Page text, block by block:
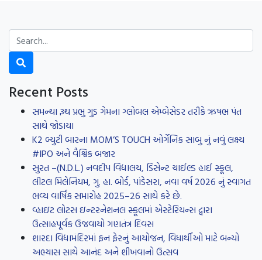
Recent Posts
સમન્થા રૂથ પ્રભુ ગુડ ગેમના ગ્લોબલ એમ્બેસેડર તરીકે ઋષભ પંત
સાથે જોડાયા
K2 બ્યુટી બારના MOM’S TOUCH ઓર્ગેનિક સાબુ નું નવું લક્ષ્ય
#IPO અને વૈશ્વિક બજાર
સુરત –(N.D.L.) નવદીપ વિદ્યાલય, ડિસેન્ટ ચાઈલ્ડ હાઈ સ્કૂલ,
લીટલ મિલેનિયમ, ગુ. હા. બોર્ડ, પાંડેસરા, નવા વર્ષ 2026 નું સ્વાગત
ભવ્ય વાર્ષિક સમારોહ 2025–26 સાથે કરે છે.
વ્હાઇટ લોટસ ઇન્ટરનેશનલ સ્કૂલમાં એસ્ટેરિયન્સ દ્વારા
ઉત્સાહપૂર્વક ઉજવાયો ગણતંત્ર દિવસ
શારદા વિદ્યામંદિરમાં ફન ફેરનું આયોજન, વિધાર્થીઓ માટે બન્યો
અભ્યાસ સાથે આનંદ અને શીખવાનો ઉત્સવ